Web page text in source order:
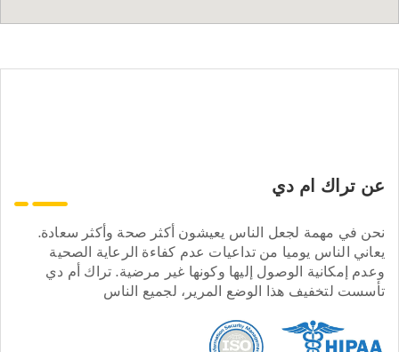
عن تراك ام دي
نحن في مهمة لجعل الناس يعيشون أكثر صحة وأكثر سعادة.
يعاني الناس يوميا من تداعيات عدم كفاءة الرعاية الصحية
وعدم إمكانية الوصول إليها وكونها غير مرضية. تراك أم دي
تأسست لتخفيف هذا الوضع المرير، لجميع الناس